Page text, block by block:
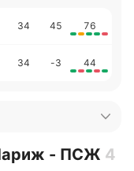
34 45 76
34 -3 44
- ПСЖ 4